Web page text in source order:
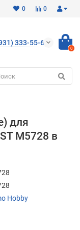
0
0
333-55-65
0
для
M5728 в
Hobby